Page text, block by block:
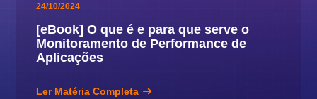
24/10/2024
[eBook] O que é e para que serve o
Monitoramento de Performance de
Aplicações
Ler Matéria Completa